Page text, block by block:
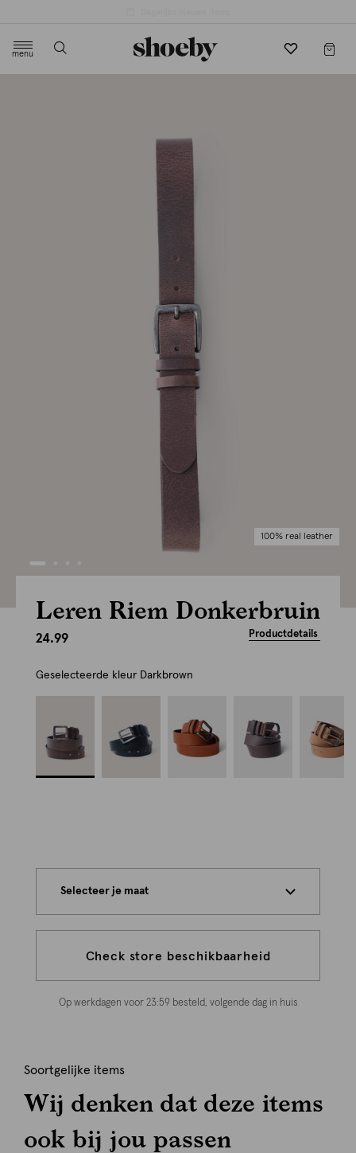
menu
100% real leather
Leren Riem Donkerbruin
24.99 Productdetails
Geselecteerde kleur Darkbrown
Selecteer je maat
Check store beschikbaarheid
Op werkdagen voor 23:59 besteld, volgende dag in huis
Soortgelijke items
Wij denken dat deze items
ook bij jou passen